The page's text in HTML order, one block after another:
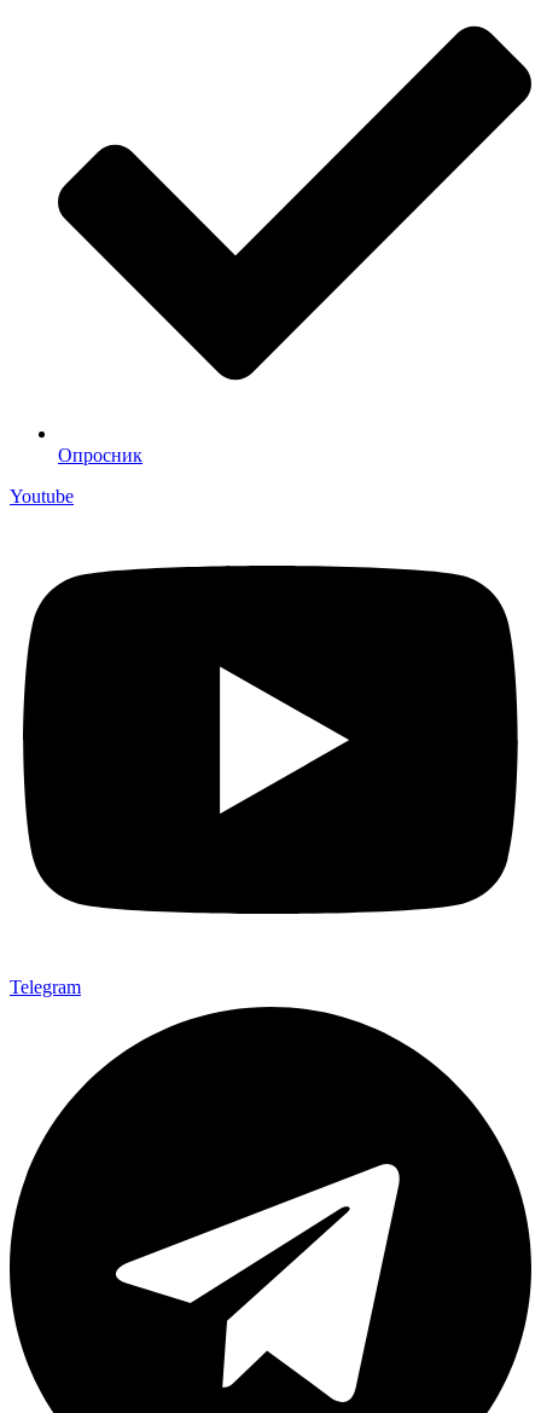
Опросник
Youtube
Telegram